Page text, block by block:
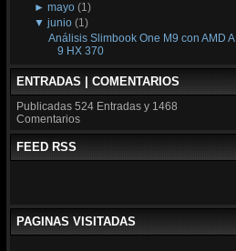
►mayo (1)
▼junio (1)
Análisis Slimbook One M9 con AMD AI
9 HX 370
ENTRADAS | COMENTARIOS
Publicadas 524 Entradas y 1468
Comentarios
FEED RSS
PAGINAS VISITADAS